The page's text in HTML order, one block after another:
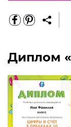
Диплом